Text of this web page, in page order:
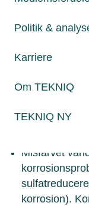
Politik &
Karriere
Om TEKNIQ
TEKNIQ NY
Dårlig lugt,
eller
lille
Misfarvet
korrosion).